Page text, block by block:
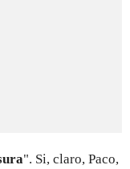
". Si, claro, Paco,